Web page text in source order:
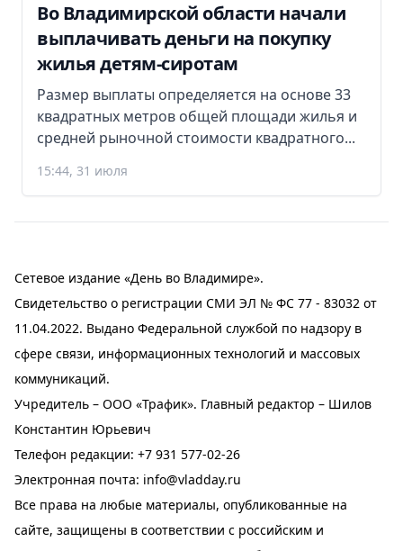
Во Владимирской области начали
выплачивать деньги на покупку
жилья детям-сиротам
Размер выплаты определяется на основе 33
квадратных метров общей площади жилья и
средней рыночной стоимости квадратного...
15:44, 31 июля
Сетевое издание «День во Владимире».
Свидетельство о регистрации СМИ ЭЛ № ФС 77 - 83032 от
11.04.2022. Выдано Федеральной службой по надзору в
сфере связи, информационных технологий и массовых
коммуникаций.
Учредитель – ООО «Трафик». Главный редактор – Шилов
Константин Юрьевич
Телефон редакции: +7 931 577-02-26
Электронная почта: info@vladday.ru
Все права на любые материалы, опубликованные на
сайте, защищены в соответствии с российским и